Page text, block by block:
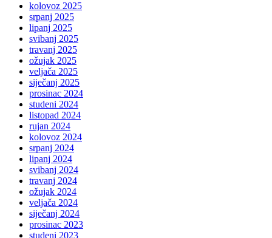
kolovoz 2025
srpanj 2025
lipanj 2025
svibanj 2025
travanj 2025
ožujak 2025
veljača 2025
siječanj 2025
prosinac 2024
studeni 2024
listopad 2024
rujan 2024
kolovoz 2024
srpanj 2024
lipanj 2024
svibanj 2024
travanj 2024
ožujak 2024
veljača 2024
siječanj 2024
prosinac 2023
studeni 2023